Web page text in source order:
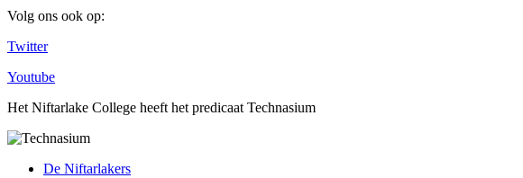
Volg ons ook op:
Twitter
Youtube
Het Niftarlake College heeft het predicaat Technasium
De Niftarlakers